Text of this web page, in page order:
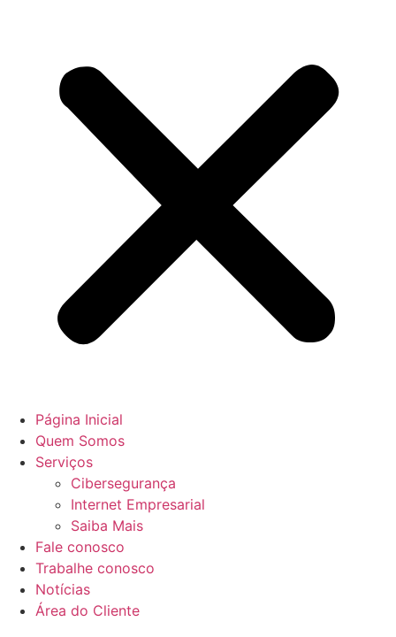
Página Inicial
Quem Somos
Serviços
Cibersegurança
Internet Empresarial
Saiba Mais
Fale conosco
Trabalhe conosco
Notícias
Área do Cliente